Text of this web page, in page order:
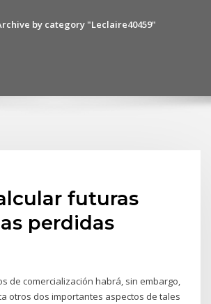
by category "Leclaire40459"
futuras
perdidas
de comercialización habrá, sin embargo,
otros dos importantes aspectos de tales